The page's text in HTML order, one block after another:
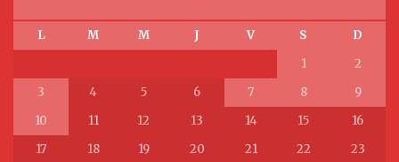
L M M J V S
D
1
2
3
4 5 6 7 8
9
10
11 12 13 14 15
16
17
18 19 20 21 22 23